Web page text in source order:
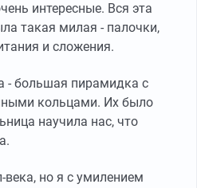
интересные. Вся эта
такая милая - палочки,
и сложения.
- большая пирамидка с
кольцами. Их было
научила нас, что
но я с умилением